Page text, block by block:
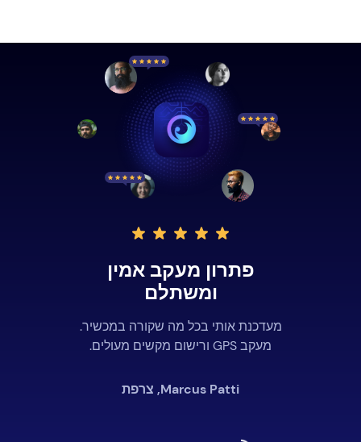
פתרון מעקב אמין
ומשתלם
מעדכנת אותי בכל מה שקורה במכשיר.
מעקב GPS ורישום מקשים מעולים.
Marcus Patti, צרפת